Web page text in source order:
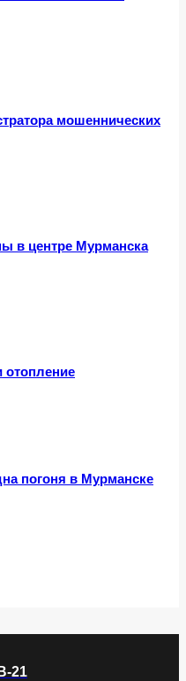
мошеннических
в центре Мурманска
отопление
погоня в Мурманске
21